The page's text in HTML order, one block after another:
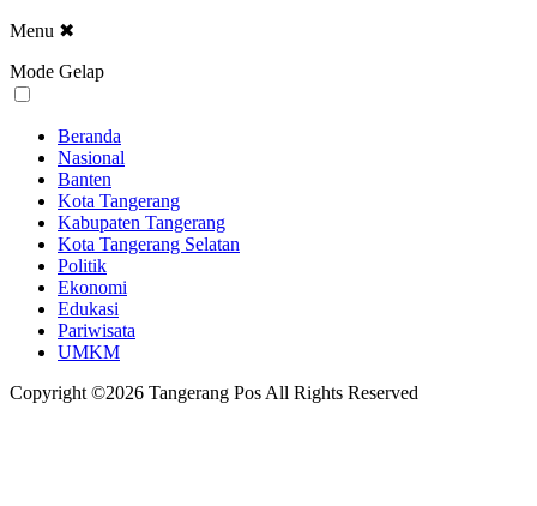
Menu ✖
Mode Gelap
Beranda
Nasional
Banten
Kota Tangerang
Kabupaten Tangerang
Kota Tangerang Selatan
Politik
Ekonomi
Edukasi
Pariwisata
UMKM
Copyright ©2026 Tangerang Pos All Rights Reserved